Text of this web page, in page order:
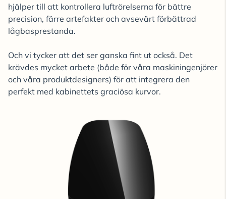
hjälper till att kontrollera luftrörelserna för bättre
precision, färre artefakter och avsevärt förbättrad
lågbasprestanda.
Och vi tycker att det ser ganska fint ut också. Det
krävdes mycket arbete (både för våra maskiningenjörer
och våra produktdesigners) för att integrera den
perfekt med kabinettets graciösa kurvor.